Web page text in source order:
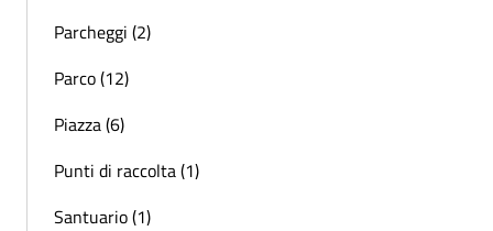
Parcheggi (2)
Parco (12)
Piazza (6)
Punti di raccolta (1)
Santuario (1)